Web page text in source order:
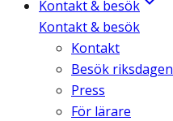
Kontakt & besök
Kontakt & besök
Kontakt
Besök riksdagen
Press
För lärare